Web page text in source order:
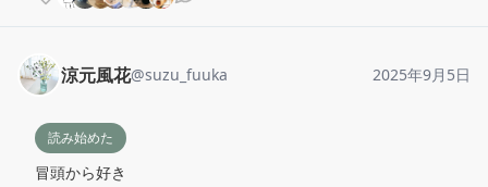
涼元風花@suzu_fuuka 2025年9月5日
読み始めた
冒頭から好き